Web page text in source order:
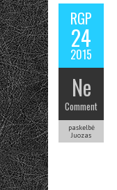
RGP
24
2015
Ne
Comment
paskelbė
Juozas